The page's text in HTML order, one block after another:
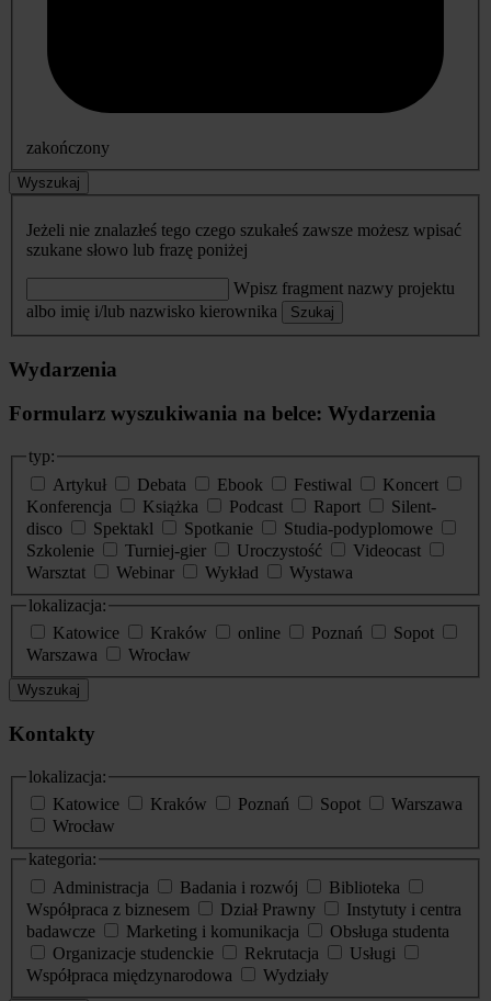
zakończony
Wyszukaj
Jeżeli nie znalazłeś tego czego szukałeś zawsze możesz wpisać
szukane słowo lub frazę poniżej
Wpisz fragment nazwy projektu
albo imię i/lub nazwisko kierownika
Szukaj
Wydarzenia
Formularz wyszukiwania na belce: Wydarzenia
typ:
Artykuł
Debata Ebook Festiwal
Koncert
Konferencja
Książka Podcast Raport
Silent-
disco
Spektakl Spotkanie
Studia-podyplomowe
Szkolenie
Turniej-gier Uroczystość
Videocast
Warsztat
Webinar Wykład
Wystawa
lokalizacja:
Katowice
Kraków online Poznań
Sopot
Warszawa
Wrocław
Wyszukaj
Kontakty
lokalizacja:
Katowice
Kraków Poznań Sopot
Warszawa
Wrocław
kategoria:
Administracja
Badania i rozwój
Biblioteka
Współpraca z biznesem
Dział Prawny
Instytuty i centra
badawcze
Marketing i komunikacja
Obsługa studenta
Organizacje studenckie
Rekrutacja
Usługi
Współpraca międzynarodowa
Wydziały